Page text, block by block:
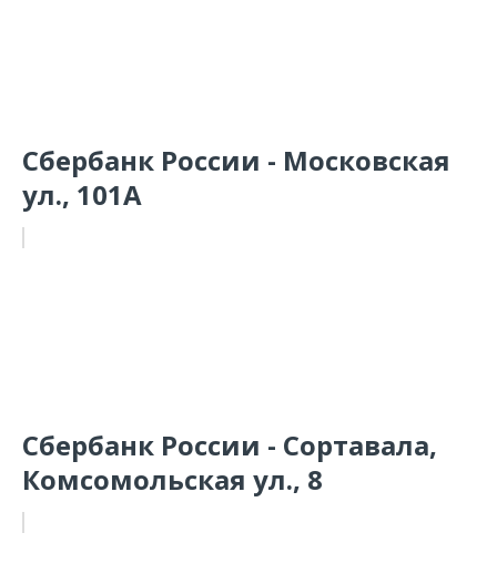
Сбербанк России - Московская
ул., 101А
Сбербанк России - Сортавала,
Комсомольская ул., 8